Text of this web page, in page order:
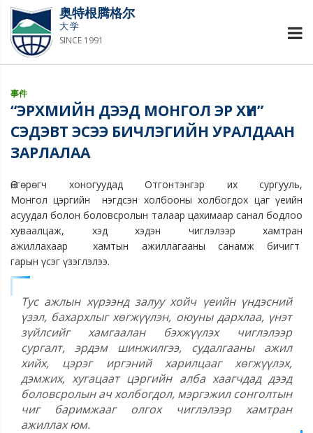
奥特根腾格尔
大学
SINCE 1991
事件
“ЭРХМИЙН ДЭЭД МОНГОЛ ЭР ХҮН”
СЭДЭВТ ЭСЭЭ БИЧЛЭГИЙН УРАЛДААН
ЗАРЛАЛАА
Өнгөрөгч хоногуудад Отгонтэнгэр их сургууль,
Монгол цэргийн нэгдсэн холбооны холбогдох цаг үеийн
асуудал болон боловсролын талаар цахимаар санал бодлоо
хуваалцаж, хэд хэдэн чиглэлээр хамтран
ажиллахаар хамтын ажиллагааны санамж бичигт
гарын үсэг үзэглэлээ.
Тус ажлын хүрээнд залуу хойч үеийн үндэсний
үзэл, бахархлыг хөгжүүлэн, оюуны дархлаа, үнэт
зүйлсийг хамгаалан бэхжүүлэх чиглэлээр
сургалт, эрдэм шинжилгээ, судалгааны ажил
хийх, цэрэг иргэний харилцааг хөгжүүлэх,
дэмжих, хугацаат цэргийн алба хаагчдад дээд
боловсролын ач холбогдол, мэргэжил сонголтын
чиг баримжааг олгох чиглэлээр хамтран
ажиллах юм.